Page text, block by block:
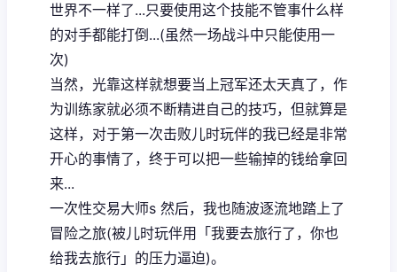
世界不一样了...只要使用这个技能不管事什么样
的对手都能打倒...(虽然一场战斗中只能使用一
次)
当然，光靠这样就想要当上冠军还太天真了，作
为训练家就必须不断精进自己的技巧，但就算是
这样，对于第一次击败儿时玩伴的我已经是非常
开心的事情了，终于可以把一些输掉的钱给拿回
来...
一次性交易大师s 然后，我也随波逐流地踏上了
冒险之旅(被儿时玩伴用「我要去旅行了，你也
给我去旅行」的压力逼迫)。